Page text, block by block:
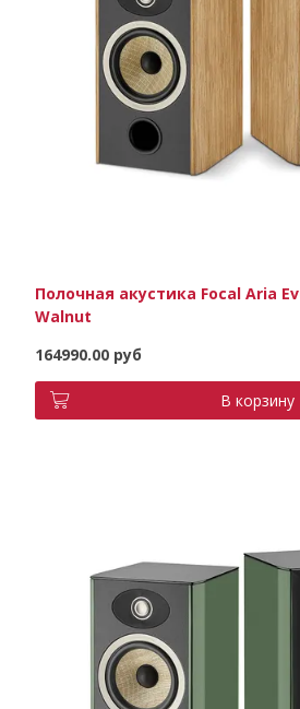
Полочная акустика Focal Aria
Walnut
164990.00 руб
В корзину